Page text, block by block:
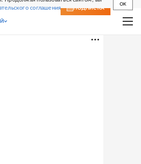
соглашения
OK
ПОДПИСКА